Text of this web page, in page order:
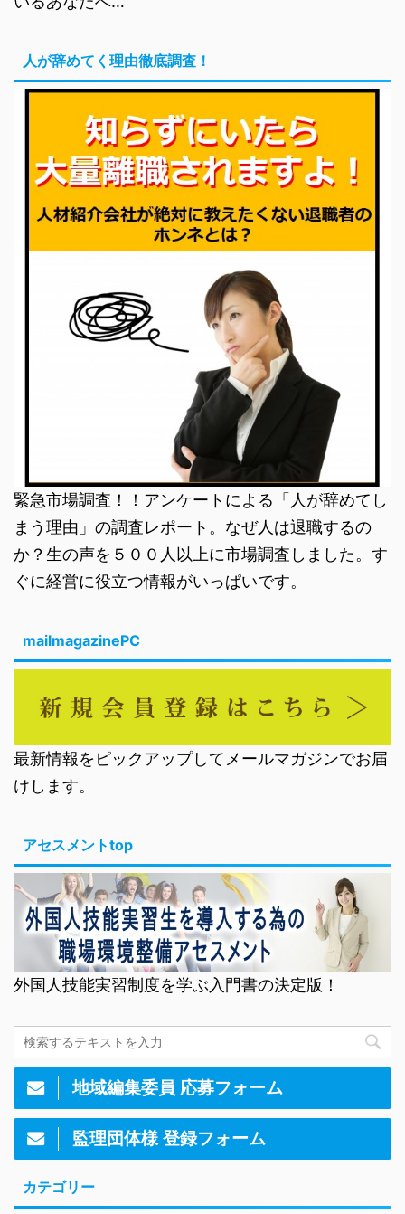
人が辞めてく理由徹底調査！
緊急市場調査！！アンケートによる「人が辞めてし
まう理由」の調査レポート。なぜ人は退職するの
か？生の声を５００人以上に市場調査しました。す
ぐに経営に役立つ情報がいっぱいです。
mailmagazinePC
最新情報をピックアップしてメールマガジンでお届
けします。
アセスメントtop
外国人技能実習制度を学ぶ入門書の決定版！
地域編集委員 応募フォーム
監理団体様 登録フォーム
カテゴリー